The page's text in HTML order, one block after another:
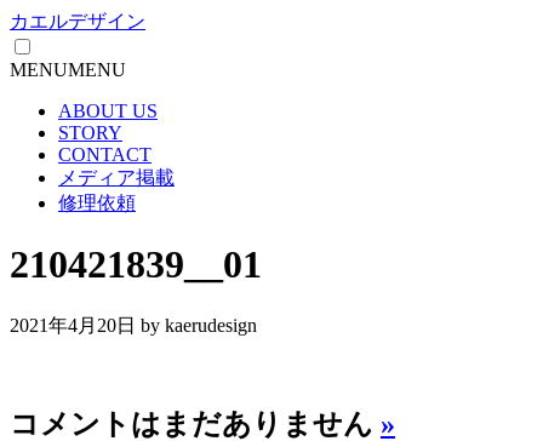
カエルデザイン
MENUMENU
ABOUT US
STORY
CONTACT
メディア掲載
修理依頼
210421839__01
2021年4月20日 by kaerudesign
コメントはまだありません »